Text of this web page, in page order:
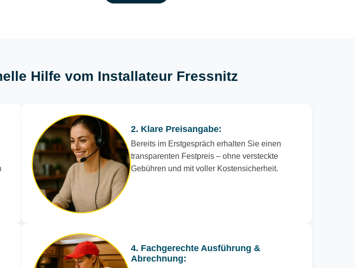
Hilfe vom Installateur Fressnitz
2. Klare Preisangabe:
Bereits im Erstgespräch erhalten Sie einen
transparenten Festpreis – ohne versteckte
Gebühren und mit voller Kostensicherheit.
4. Fachgerechte Ausführung &
Abrechnung: